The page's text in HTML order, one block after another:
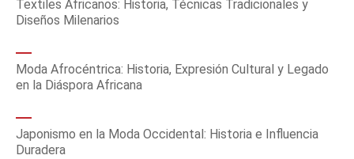
Textiles Africanos: Historia, Técnicas Tradicionales y
Diseños Milenarios
Moda Afrocéntrica: Historia, Expresión Cultural y Legado
en la Diáspora Africana
Japonismo en la Moda Occidental: Historia e Influencia
Duradera